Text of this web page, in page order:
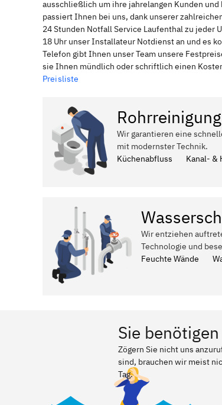
ausschließlich um ihre jahrelangen Kunden
passiert Ihnen bei uns, dank unserer
24 Stunden Notfall Service Laufenthal zu jeder
18 Uhr unser Installateur Notdienst an und es
Telefon gibt Ihnen unser Team unsere
sie Ihnen mündlich oder schriftlich einen
Preisliste
Rohrreinigung
Wir garantieren eine
mit modernster Technik.
Küchenabfluss
Kanal- &
Wir entziehen
Technologie und
Feuchte Wände
Sie
Zögern Sie nicht uns
sind, brauchen wir meist
Tag.